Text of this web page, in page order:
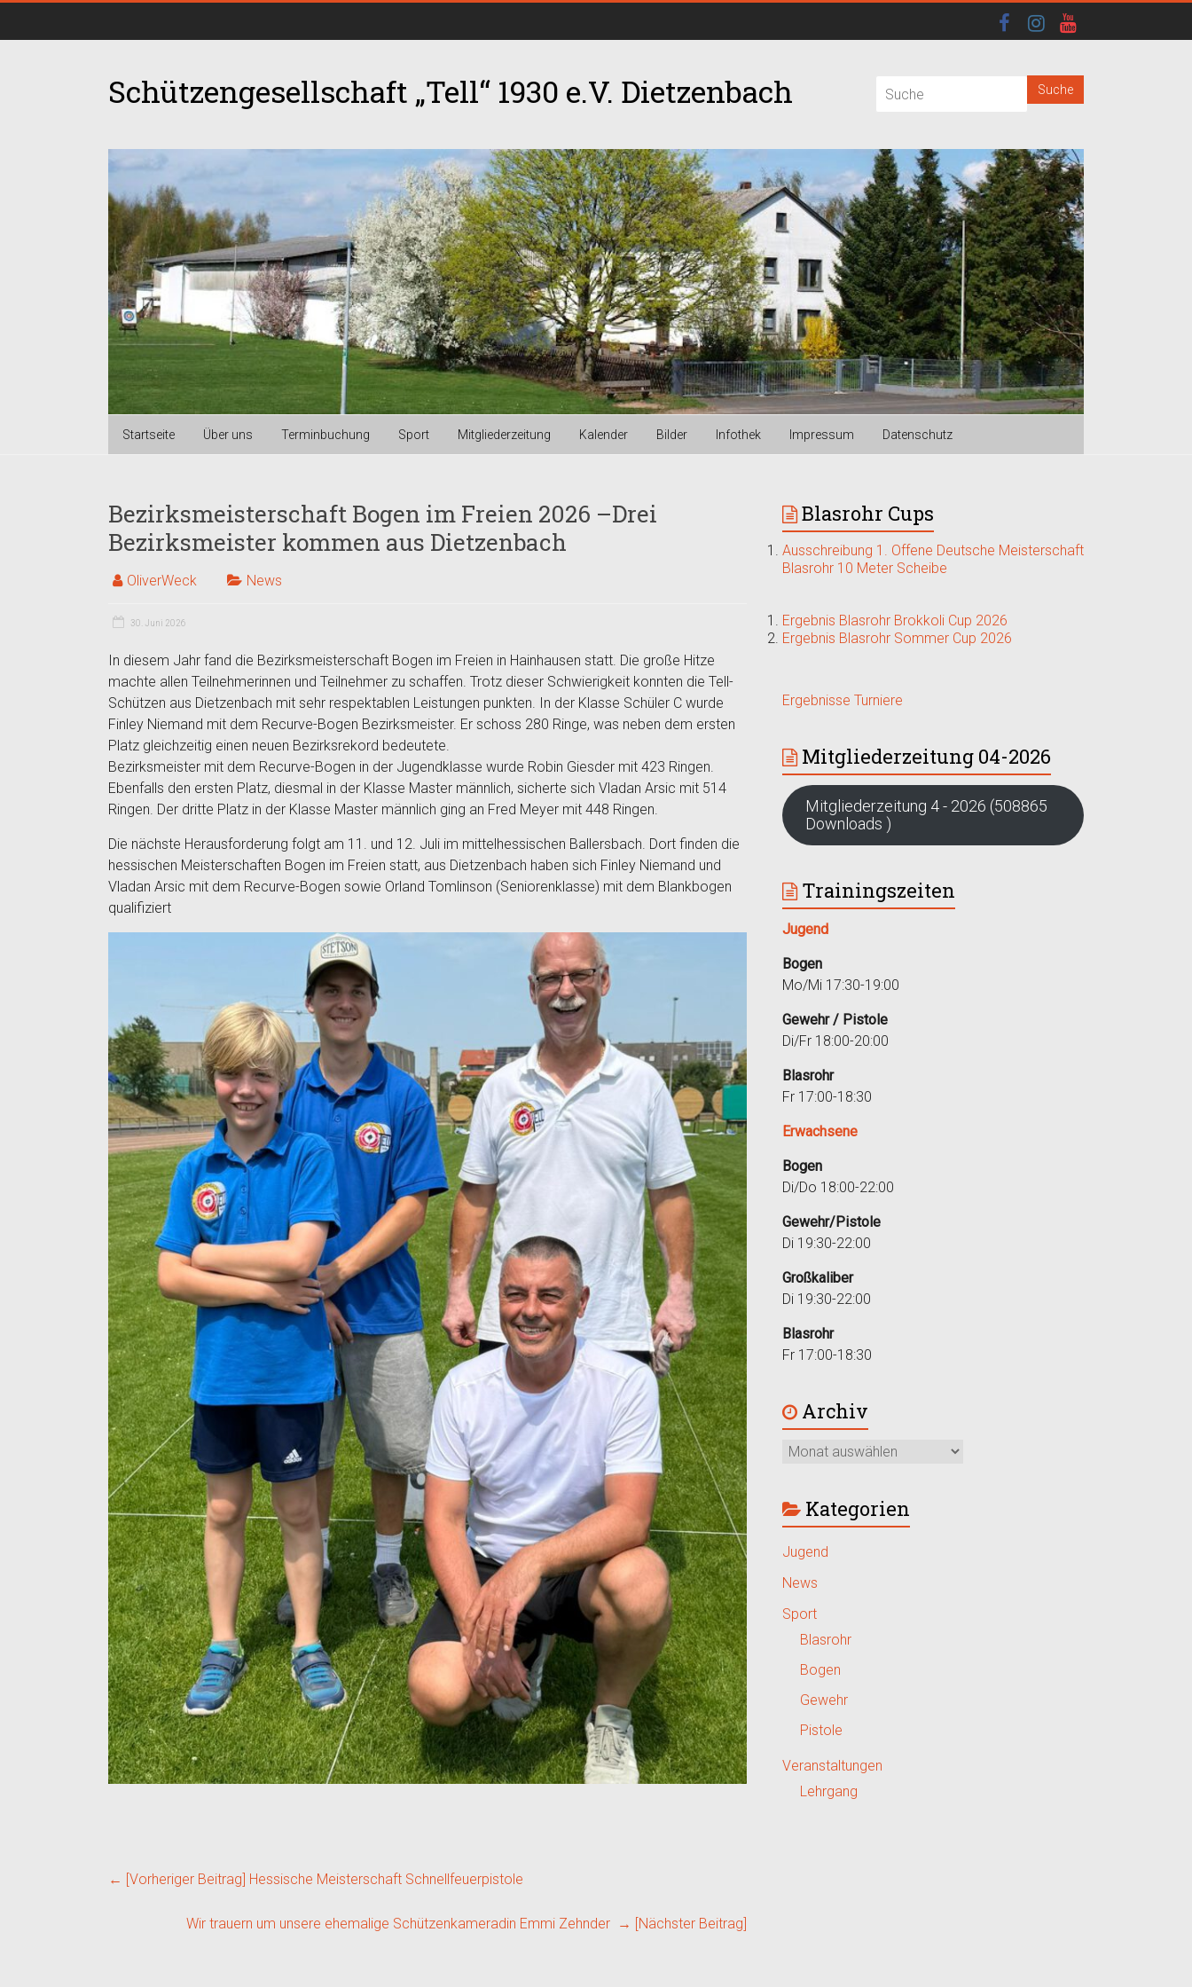
Schützengesellschaft „Tell“ 1930 e.V. Dietzenbach
Startseite Über uns Terminbuchung Sport Mitgliederzeitung Kalender Bilder Infothek Impressum Datenschutz
Bezirksmeisterschaft Bogen im Freien 2026 –Drei
Bezirksmeister kommen aus Dietzenbach
OliverWeck News
30. Juni 2026
In diesem Jahr fand die Bezirksmeisterschaft Bogen im Freien in Hainhausen statt. Die große Hitze
machte allen Teilnehmerinnen und Teilnehmer zu schaffen. Trotz dieser Schwierigkeit konnten die Tell-
Schützen aus Dietzenbach mit sehr respektablen Leistungen punkten. In der Klasse Schüler C wurde
Finley Niemand mit dem Recurve-Bogen Bezirksmeister. Er schoss 280 Ringe, was neben dem ersten
Platz gleichzeitig einen neuen Bezirksrekord bedeutete.
Bezirksmeister mit dem Recurve-Bogen in der Jugendklasse wurde Robin Giesder mit 423 Ringen.
Ebenfalls den ersten Platz, diesmal in der Klasse Master männlich, sicherte sich Vladan Arsic mit 514
Ringen. Der dritte Platz in der Klasse Master männlich ging an Fred Meyer mit 448 Ringen.
Die nächste Herausforderung folgt am 11. und 12. Juli im mittelhessischen Ballersbach. Dort finden die
hessischen Meisterschaften Bogen im Freien statt, aus Dietzenbach haben sich Finley Niemand und
Vladan Arsic mit dem Recurve-Bogen sowie Orland Tomlinson (Seniorenklasse) mit dem Blankbogen
qualifiziert
← [Vorheriger Beitrag] Hessische Meisterschaft Schnellfeuerpistole
Wir trauern um unsere ehemalige Schützenkameradin Emmi Zehnder → [Nächster Beitrag]
Blasrohr Cups
Ausschreibung 1. Offene Deutsche Meisterschaft
Blasrohr 10 Meter Scheibe
Ergebnis Blasrohr Brokkoli Cup 2026
Ergebnis Blasrohr Sommer Cup 2026
Ergebnisse Turniere
Mitgliederzeitung 04-2026
Mitgliederzeitung 4 - 2026 (508865
Downloads )
Trainingszeiten
Jugend
Bogen
Mo/Mi 17:30-19:00
Gewehr / Pistole
Di/Fr 18:00-20:00
Blasrohr
Fr 17:00-18:30
Erwachsene
Bogen
Di/Do 18:00-22:00
Gewehr/Pistole
Di 19:30-22:00
Großkaliber
Di 19:30-22:00
Blasrohr
Fr 17:00-18:30
Archiv
Kategorien
Jugend
News
Sport
Blasrohr
Bogen
Gewehr
Pistole
Veranstaltungen
Lehrgang